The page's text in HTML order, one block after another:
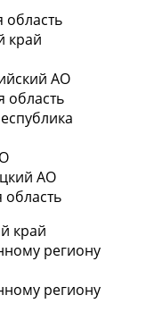
область
край
АО
область
АО
область
край
региону
региону